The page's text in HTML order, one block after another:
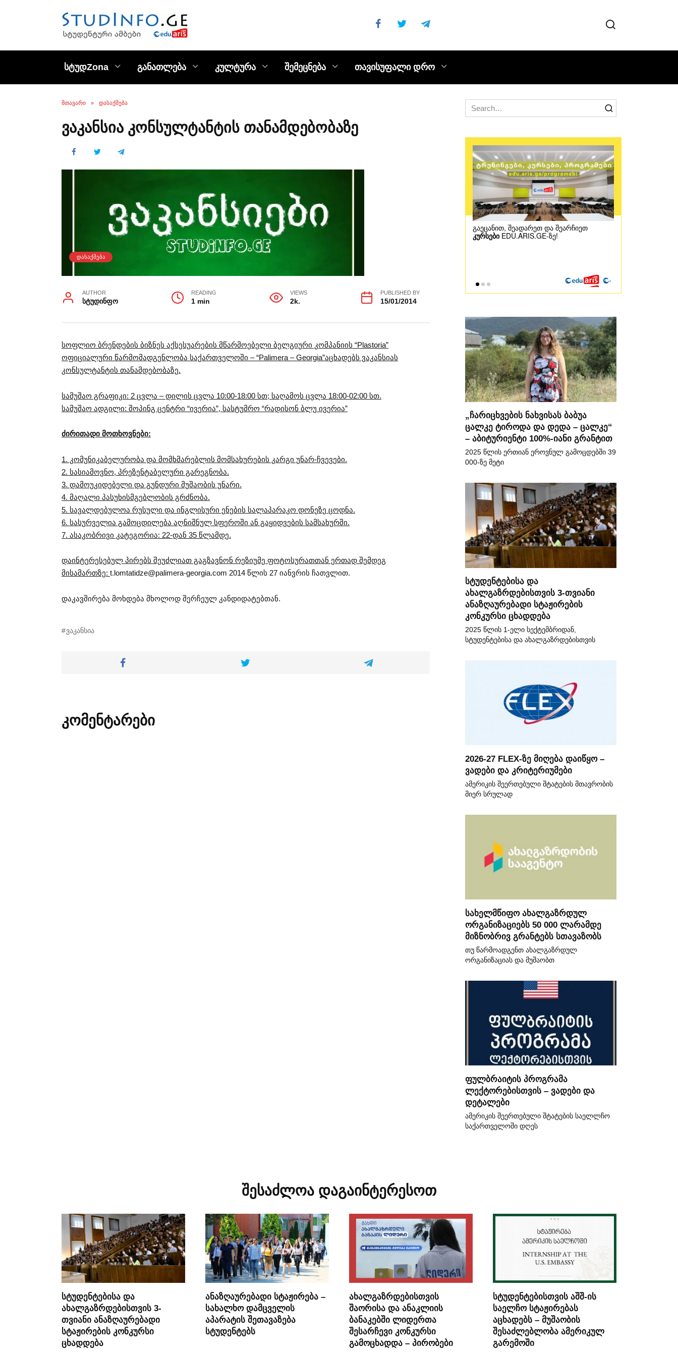
სტუდZona განათლება კულტურა შემეცნება თავისუფალი დრო
ᲛᲗᲐᲕᲐᲠᲘ » ᲓᲐᲡᲐᲥᲛᲔᲑᲐ
ვაკანსია კონსულტანტის თანამდებობაზე
ᲓᲐᲡᲐᲥᲛᲔᲑᲐ
AUTHOR
სტუდინფო
READING
1 min
VIEWS
2k.
PUBLISHED BY
15/01/2014
სოფლიო ბრენდების ბიზნეს აქსესუარების მწარმოებელი ბელგიური კომპანიის “Plastoria”
ოფიციალური წარმომადგენლობა საქართველოში – “Palimera – Georgia”აცხადებს ვაკანსიას
კონსულტანტის თანამდებობაზე.
სამუშაო გრაფიკი: 2 ცვლა – დილის ცვლა 10:00-18:00 სთ; საღამოს ცვლა 18:00-02:00 სთ.
სამუშაო ადგილი: შოპინგ ცენტრი “ივერია”, სასტუმრო “რადისონ ბლუ ივერია”
ძირითადი მოთხოვნები:
1. კომუნიკაბელურობა და მომხმარებლის მომსახურების კარგი უნარ-ჩვევები.
2. სასიამოვნო, პრეზენტაბელური გარეგნობა.
3. დამოუკიდებელი და გუნდური მუშაობის უნარი.
4. მაღალი პასუხისმგებლობის გრძნობა.
5. სავალდებულოა რუსული და ინგლისური ენების სალაპარაკო დონეზე ცოდნა.
6. სასურველია გამოცდილება აღნიშნულ სფეროში ან გაყიდვების სამსახურში.
7. ასაკობრივი კატეგორია: 22-დან 35 წლამდე.
დაინტერესებულ პირებს შეუძლიათ გაგზავნონ რეზიუმე ფოტოსურათთან ერთად შემდეგ
მისამართზე: t.lomtatidze@palimera-georgia.com 2014 წლის 27 იანვრის ჩათვლით.
დაკავშირება მოხდება მხოლოდ შერჩეულ კანდიდატებთან.
ვაკანსია
კომენტარები
Search
for:
„ჩარიცხვების ნახვისას ბაბუა
ცალკე ტიროდა და დედა – ცალკე“
– აბიტურიენტი 100%-იანი გრანტით
2025 წლის ერთიან ეროვნულ გამოცდებში 39
000-ზე მეტი
სტუდენტებისა და
ახალგაზრდებისთვის 3-თვიანი
ანაზღაურებადი სტაჟირების
კონკურსი ცხადდება
2025 წლის 1-ელი სექტემბრიდან,
სტუდენტებისა და ახალგაზრდებისთვის
2026-27 FLEX-ზე მიღება დაიწყო –
ვადები და კრიტერიუმები
ამერიკის შეერთებული შტატების მთავრობის
მიერ სრულად
სახელმწიფო ახალგაზრდულ
ორგანიზაციებს 50 000 ლარამდე
მიზნობრივ გრანტებს სთავაზობს
თუ წარმოადგენთ ახალგაზრდულ
ორგანიზაციას და მუშაობთ
ფულბრაიტის პროგრამა
ლექტორებისთვის – ვადები და
დეტალები
ამერიკის შეერთებული შტატების საელლჩო
საქართველოში დღეს
შესაძლოა დაგაინტერესოთ
სტუდენტებისა და
ახალგაზრდებისთვის 3-
თვიანი ანაზღაურებადი
სტაჟირების კონკურსი
ცხადდება
ანაზღაურებადი სტაჟირება –
სახალხო დამცველის
აპარატის შეთავაზება
სტუდენტებს
ახალგაზრდებისთვის
შაორისა და ანაკლიის
ბანაკებში ლიდერთა
შესარჩევი კონკურსი
გამოცხადდა – პირობები
სტუდენტებისთვის აშშ-ის
საელჩო სტაჟირებას
აცხადებს – მუშაობის
შესაძლებლობა ამერიკულ
გარემოში